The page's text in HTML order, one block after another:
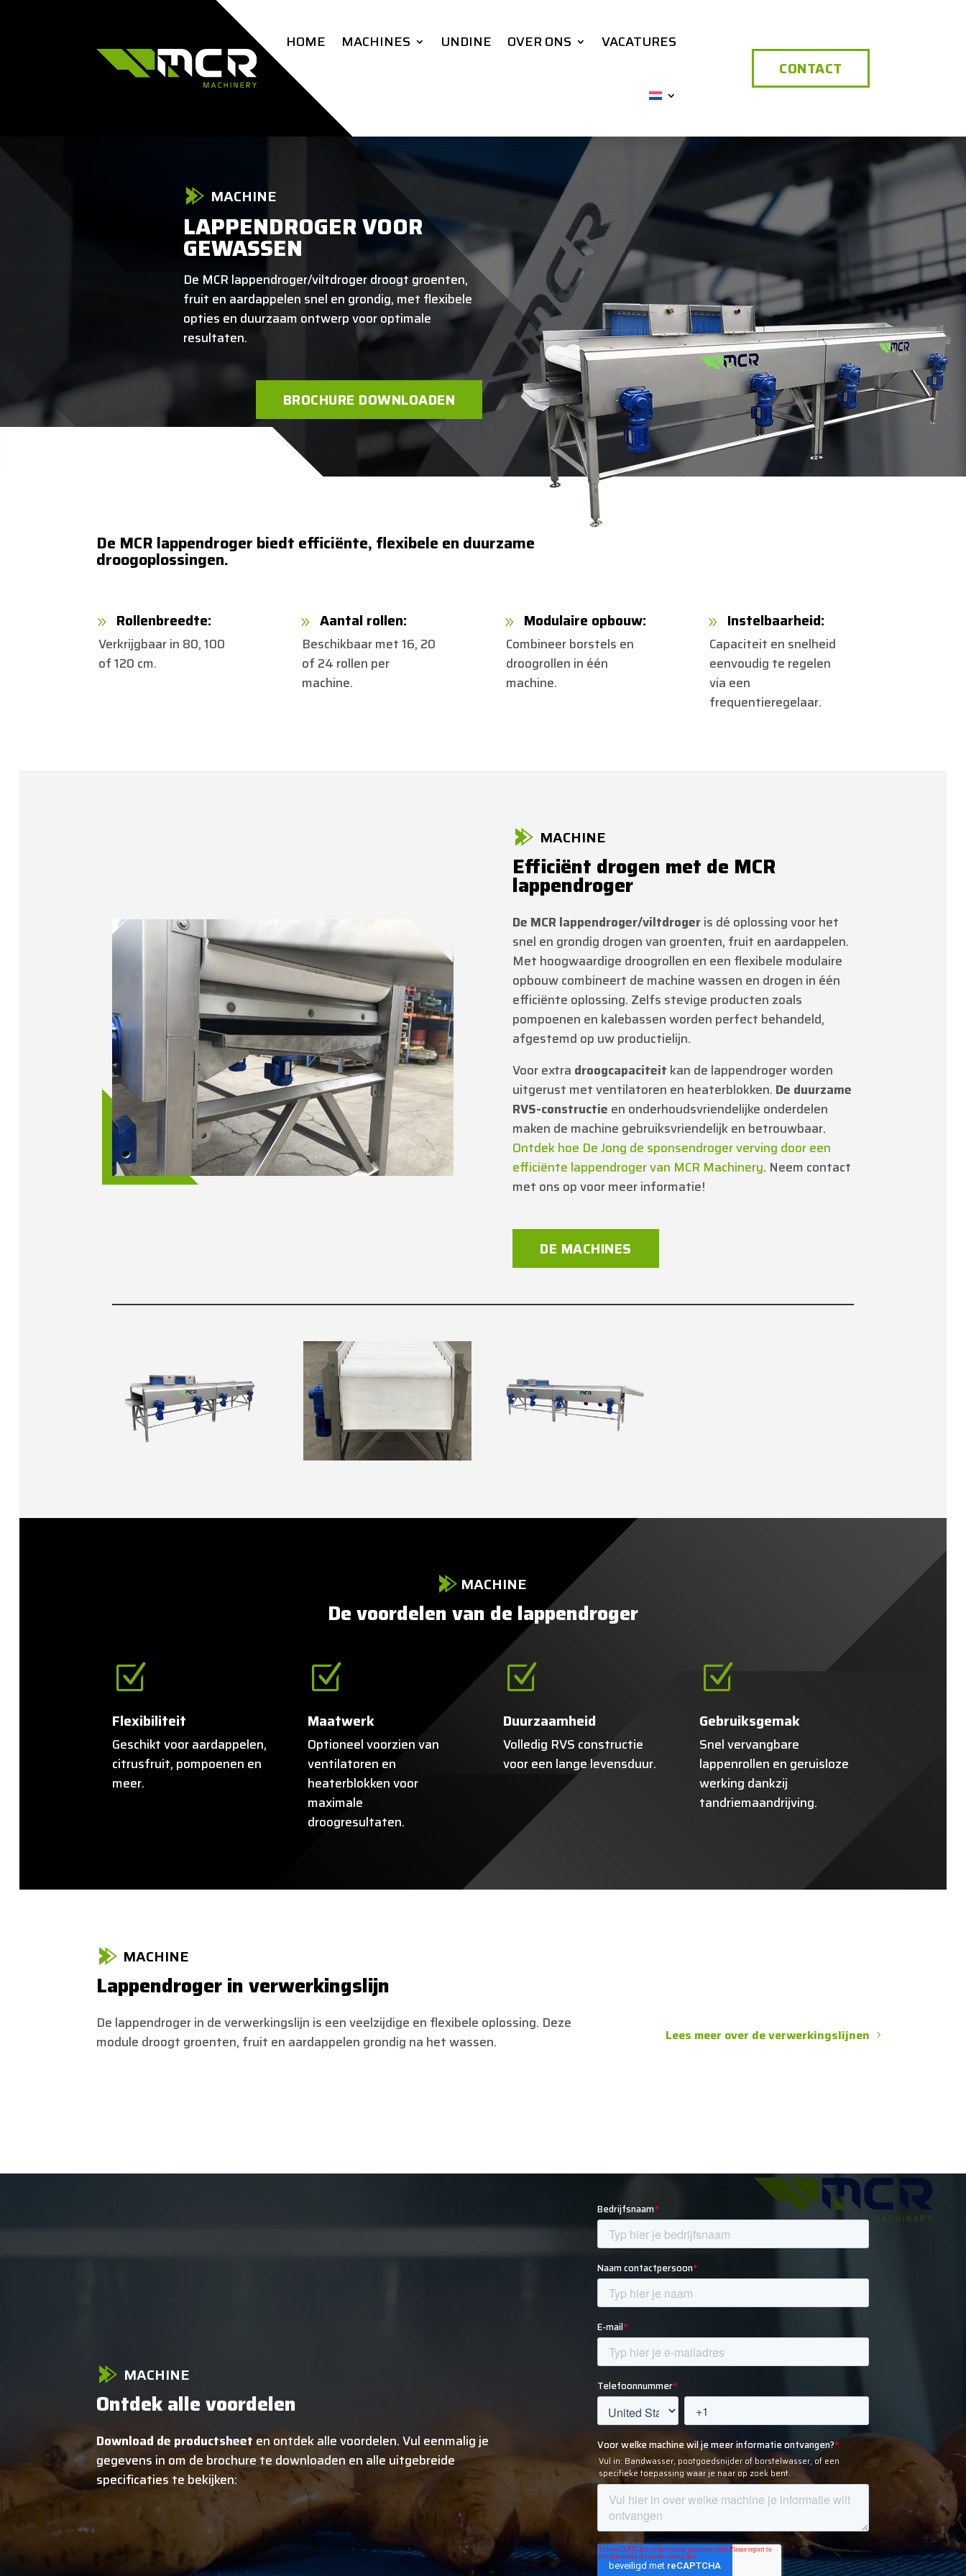
HOME MACHINES UNDINE OVER ONS VACATURES
CONTACT
MACHINE
LAPPENDROGER VOOR
GEWASSEN
De MCR lappendroger/viltdroger droogt groenten,
fruit en aardappelen snel en grondig, met flexibele
opties en duurzaam ontwerp voor optimale
resultaten.
BROCHURE DOWNLOADEN
De MCR lappendroger biedt efficiënte, flexibele en duurzame
droogoplossingen.
9 Rollenbreedte:
Verkrijgbaar in 80, 100
of 120 cm.
9 Aantal rollen:
Beschikbaar met 16, 20
of 24 rollen per
machine.
9 Modulaire opbouw:
Combineer borstels en
droogrollen in één
machine.
9 Instelbaarheid:
Capaciteit en snelheid
eenvoudig te regelen
via een
frequentieregelaar.
MACHINE
Efficiënt drogen met de MCR
lappendroger
De MCR lappendroger/viltdrogeris dé oplossing voor het
snel en grondig drogen van groenten, fruit en aardappelen.
Met hoogwaardige droogrollen en een flexibele modulaire
opbouw combineert de machine wassen en drogen in één
efficiënte oplossing. Zelfs stevige producten zoals
pompoenen en kalebassen worden perfect behandeld,
afgestemd op uw productielijn.
Voor extra droogcapaciteit kan de lappendroger worden
uitgerust met ventilatoren en heaterblokken. De duurzame
RVS-constructie en onderhoudsvriendelijke onderdelen
maken de machine gebruiksvriendelijk en betrouwbaar.
Ontdek hoe De Jong de sponsendroger verving door een
efficiënte lappendroger van MCR Machinery. Neem contact
met ons op voor meer informatie!
DE MACHINES
MACHINE
De voordelen van de lappendroger
Z
Flexibiliteit
Geschikt voor aardappelen,
citrusfruit, pompoenen en
meer.
Z
Maatwerk
Optioneel voorzien van
ventilatoren en
heaterblokken voor
maximale
droogresultaten.
Z
Duurzaamheid
Volledig RVS constructie
voor een lange levensduur.
Z
Gebruiksgemak
Snel vervangbare
lappenrollen en geruisloze
werking dankzij
tandriemaandrijving.
MACHINE
Lappendroger in verwerkingslijn
De lappendroger in de verwerkingslijn is een veelzijdige en flexibele oplossing. Deze
module droogt groenten, fruit en aardappelen grondig na het wassen.
Lees meer over de verwerkingslijnen
MACHINE
Ontdek alle voordelen
Download de productsheet en ontdek alle voordelen. Vul eenmalig je
gegevens in om de brochure te downloaden en alle uitgebreide
specificaties te bekijken: